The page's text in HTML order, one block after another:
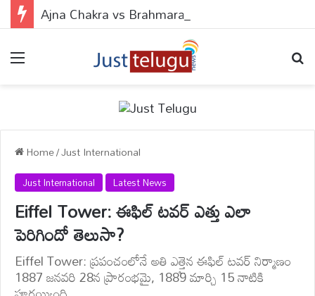
Home/Just International
Just International Latest News
Eiffel Tower: ఈఫిల్ టవర్ ఎత్తు ఎలా
పెరిగిందో తెలుసా?
Eiffel Tower: ప్రపంచంలోనే అతి ఎత్తైన ఈఫిల్ టవర్ నిర్మాణం
1887 జనవరి 28న ప్రారంభమై, 1889 మార్చి 15 నాటికి